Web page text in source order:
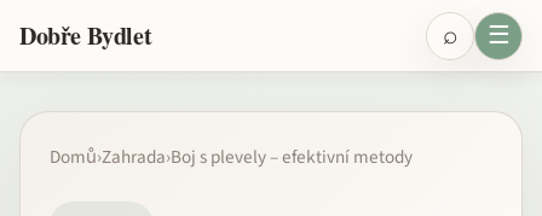
Dobře Bydlet ⌕ ☰
Domů›Zahrada›Boj s plevely – efektivní metody